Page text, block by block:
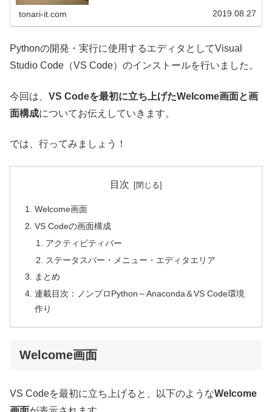
tonari-it.com 2019.08.27
Pythonの開発・実行に使用するエディタとしてVisual
Studio Code（VS Code）のインストールを行いました。
今回は、 VS Codeを最初に立ち上げたWelcome画面と画
面構成についてお伝えしていきます。
では、行ってみましょう！
目次
Welcome画面
VS Codeの画面構成
アクティビティバー
ステータスバー・メニュー・エディタエリア
まとめ
連載目次：ノンプロPython～Anaconda＆VS Code環境
作り
Welcome画面
VS Codeを最初に立ち上げると、以下のようなWelcome